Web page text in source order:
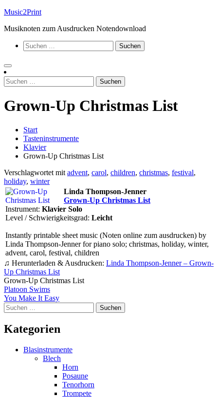
Zum
springen
Music2Print
Musiknoten zum Ausdrucken Notendownload
Suchen
nach:
Suchen
nach:
Grown-Up Christmas List
Start
Tasteninstrumente
Klavier
Grown-Up Christmas List
Verschlagwortet mit advent, carol, children, christmas, festival,
holiday, winter
Linda Thompson-Jenner
Grown-Up Christmas List
Instrument: Klavier Solo
Level / Schwierigkeitsgrad: Leicht
Instantly printable sheet music (Noten online zum ausdrucken) by
Linda Thompson-Jenner for piano solo; christmas, holiday, winter,
advent, carol, festival, children
♫ Herunterladen & Ausdrucken: Linda Thompson-Jenner – Grown-
Up Christmas List
Grown-Up Christmas List
Beitragsnavigation
Platoon Swims
You Make It Easy
Suchen
nach:
Kategorien
Blasinstrumente
Blech
Horn
Posaune
Tenorhorn
Trompete